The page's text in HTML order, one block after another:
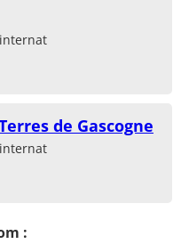
de Gascogne
: